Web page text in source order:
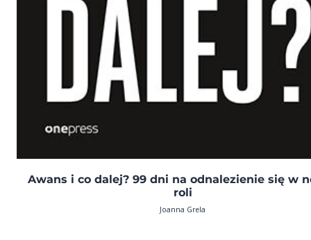
Awans i co dalej? 99 dni na odnalezienie się w
roli
Joanna Grela